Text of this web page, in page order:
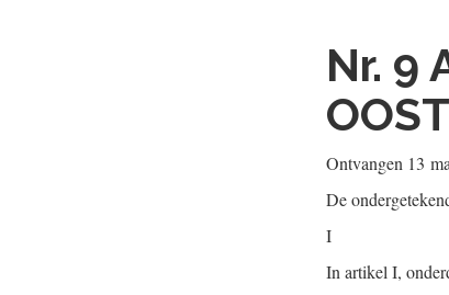
Nr. 9
Ontvangen 13
De
I
In artikel I,